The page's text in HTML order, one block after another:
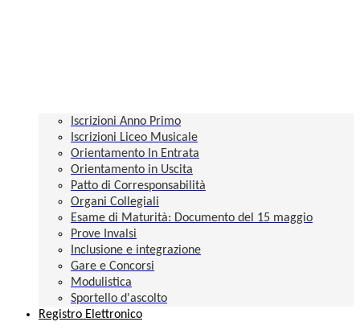
Iscrizioni Anno Primo
Iscrizioni Liceo Musicale
Orientamento In Entrata
Orientamento in Uscita
Patto di Corresponsabilità
Organi Collegiali
Esame di Maturità: Documento del 15 maggio
Prove Invalsi
Inclusione e integrazione
Gare e Concorsi
Modulistica
Sportello d'ascolto
Registro Elettronico